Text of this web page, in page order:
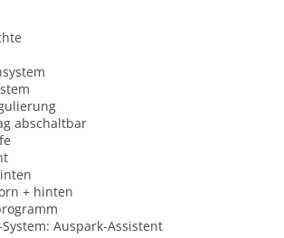
abschaltbar
+ hinten
Auspark-Assistent